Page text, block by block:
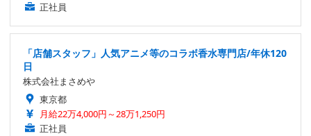
正社員
「店舗スタッフ」人気アニメ等のコラボ香水専門店/年休120
日
株式会社まさめや
東京都
月給22万4,000円～28万1,250円
正社員